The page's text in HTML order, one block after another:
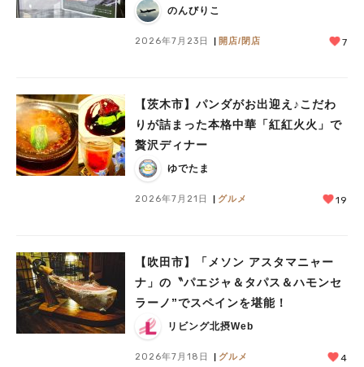
プン予定！
のんびりこ
2026年7月23日 開店/閉店 7
【茨木市】パンダがお出迎え♪こだわ
りが詰まった本格中華「紅紅火火」で
贅沢ディナー
ゆでたま
2026年7月21日 グルメ 19
【吹田市】「メソン アスタマニャー
ナ」の〝パエジャ＆タパス＆ハモンセ
ラーノ”でスペインを堪能！
リビング北摂Web
2026年7月18日 グルメ 4